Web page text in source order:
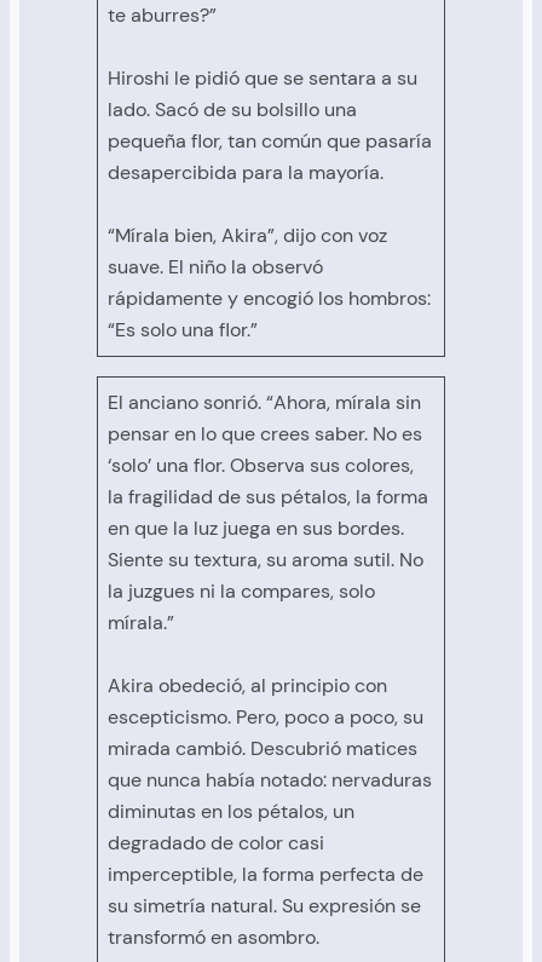
te aburres?”
Hiroshi le pidió que se sentara a su
lado. Sacó de su bolsillo una
pequeña flor, tan común que pasaría
desapercibida para la mayoría.
“Mírala bien, Akira”, dijo con voz
suave. El niño la observó
rápidamente y encogió los hombros:
“Es solo una flor.”
El anciano sonrió. “Ahora, mírala sin
pensar en lo que crees saber. No es
‘solo’ una flor. Observa sus colores,
la fragilidad de sus pétalos, la forma
en que la luz juega en sus bordes.
Siente su textura, su aroma sutil. No
la juzgues ni la compares, solo
mírala.”
Akira obedeció, al principio con
escepticismo. Pero, poco a poco, su
mirada cambió. Descubrió matices
que nunca había notado: nervaduras
diminutas en los pétalos, un
degradado de color casi
imperceptible, la forma perfecta de
su simetría natural. Su expresión se
transformó en asombro.